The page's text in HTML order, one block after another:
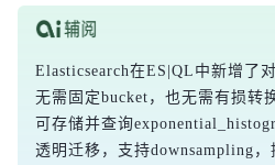
Elasticsearch在ES|QL中新增了
无需固定bucket，也无需有损转
可存储并查询
透明迁移，支持downsampling，